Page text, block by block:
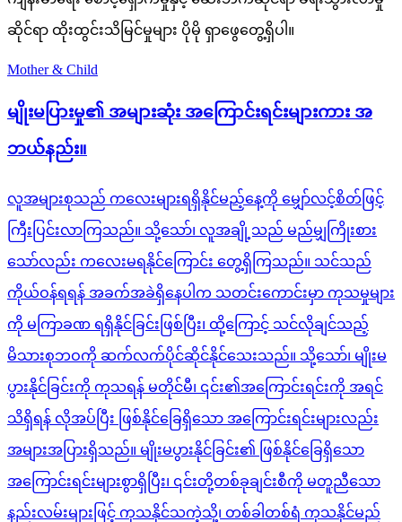
ဆိုင်ရာ ထိုးထွင်းသိမြင်မှုများ ပိုမို ရှာဖွေတွေ့ရှိပါ။
Mother & Child
မျိုးမပြားမှု၏ အများဆုံး အကြောင်းရင်းများကား အ
ဘယ်နည်း။
လူအများစုသည် ကလေးများရရှိနိုင်မည့်နေ့ကို မျှော်လင့်စိတ်ဖြင့်
ကြီးပြင်းလာကြသည်။ သို့သော်၊ လူအချို့သည် မည်မျှကြိုးစား
သော်လည်း ကလေးမရနိုင်ကြောင်း တွေ့ရှိကြသည်။ သင်သည်
ကိုယ်ဝန်ရရန် အခက်အခဲရှိနေပါက သတင်းကောင်းမှာ ကုသမှုများ
ကို မကြာခဏ ရရှိနိုင်ခြင်းဖြစ်ပြီး၊ ထို့ကြောင့် သင်လိုချင်သည့်
မိသားစုဘဝကို ဆက်လက်ပိုင်ဆိုင်နိုင်သေးသည်။ သို့သော်၊ မျိုးမ
ပွားနိုင်ခြင်းကို ကုသရန် မတိုင်မီ၊ ၎င်း၏အကြောင်းရင်းကို အရင်
သိရှိရန် လိုအပ်ပြီး ဖြစ်နိုင်ခြေရှိသော အကြောင်းရင်းများလည်း
အများအပြားရှိသည်။ မျိုးမပွားနိုင်ခြင်း၏ ဖြစ်နိုင်ခြေရှိသော
အကြောင်းရင်းများစွာရှိပြီး၊ ၎င်းတို့တစ်ခုချင်းစီကို မတူညီသော
နည်းလမ်းများဖြင့် ကုသနိုင်သကဲ့သို့၊ တစ်ခါတစ်ရံ ကုသနိုင်မည်